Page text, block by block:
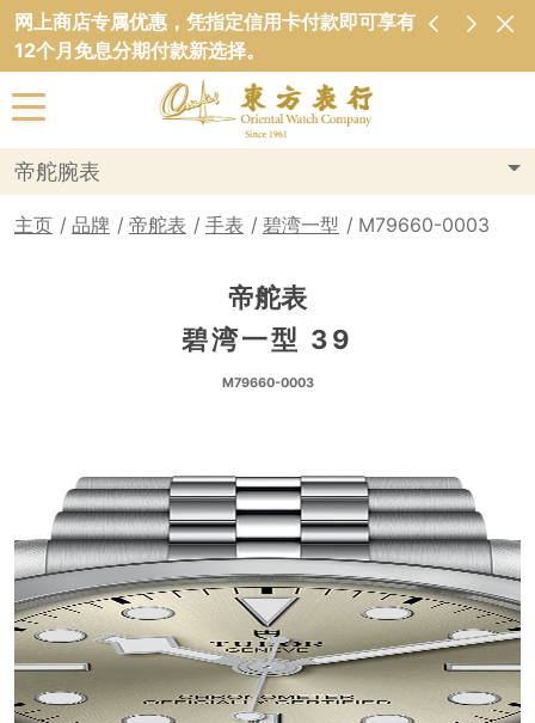
网上商店专属优惠，凭指定信用卡付款即可享有
12个月免息分期付款新选择。
帝舵腕表
主页 品牌 帝舵表 手表 碧湾一型 M79660-0003
帝舵表
碧湾一型 39
M79660-0003